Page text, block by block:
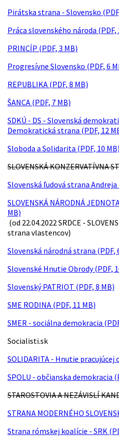
Pirátska strana - Slovensko
Práca slovenského národa (PDF,
PRINCÍP (PDF, 3 MB)
Progresívne Slovensko (PDF, 6
REPUBLIKA (PDF, 8 MB)
ŠANCA (PDF, 7 MB)
SDKÚ - DS - Slovenská
Demokratická strana (PDF, 12
Sloboda a Solidarita (PDF, 10 MB)
SLOVENSKÁ KONZERVATÍVNA
Slovenská ľudová strana Andreja
SLOVENSKÁ NÁRODNÁ
MB)
(od 22.04.2022 SRDCE -
strana vlastencov)
Slovenská národná strana (PDF,
Slovenské Hnutie Obrody (PDF,
Slovenský PATRIOT (PDF, 8 MB)
SME RODINA (PDF, 11 MB)
SMER - sociálna demokracia
Socialisti.sk
SOLIDARITA - Hnutie pracujúcej
SPOLU - občianska demokracia
STAROSTOVIA A NEZÁVISLÍ
STRANA MODERNÉHO
Strana rómskej koalície - SRK